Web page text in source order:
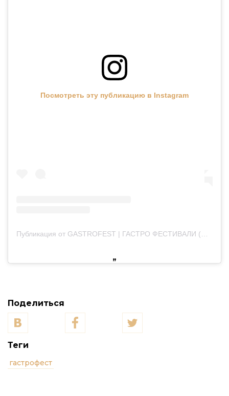
Посмотреть эту публикацию в Instagram
Поделиться
Теги
гастрофест